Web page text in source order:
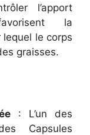
l’apport
la
le corps
graisses.
: L’un des
Capsules